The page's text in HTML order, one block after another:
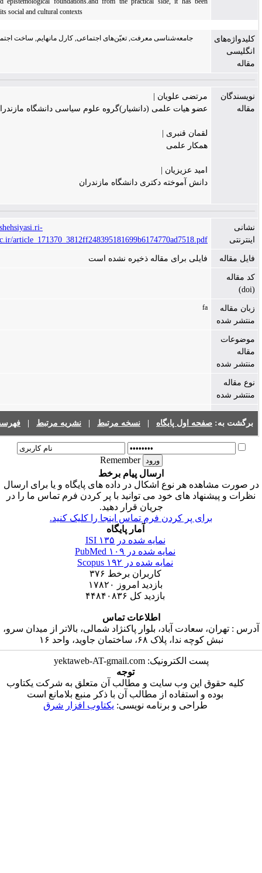
influenced byits social and cultural contexts
جامعه‌شناسی معرفت, تعیّن‌های اجتماعی, کارل مانهایم, ساخت اجتماعی واقعیت,
مرتضی علویان |
عضو هیات علمی (دانشیار)گروه علوم سیاسی دانشگاه مازندران
لقمان قنبری |
امید عزیزیان |
دانش آموخته دکتری دانشگاه مازندران
https://andishehsiyasi.ri-
khomeini.ac.ir/article_171370_3812ff248395181699b6174770ad7518.pdf
فایلی برای مقاله ذخیره نشده است
fa
صفحه اول پایگاه|نسخه مرتبط|نشریه مرتبط|فهرست نشریات
Remember
ارسال پیام برخط
هر نوع اشکال در داده های پایگاه و یا برای ارسال
های خود می توانید با پر کردن فرم تماس ما را در
جریان قرار دهید.
برای پر کردن فرم تماس اینجا را کلیک کنید.
نمایه شده در ISI۱۳۵
نمایه شده در PubMed۱۰۹
نمایه شده در Scopus۱۹۲
کاربران برخط۳۷۶
بازدید امروز۱۷۸۲۰
۴۴۸۴۰۸۳۶
اطلاعات تماس
سعادت آباد، بلوار پاکنژاد شمالی، بالاتر از میدان سرو،
کوچه ندا، پلاک ۶۸، ساختمان جاوید، واحد ۱۶
پست الکترونیک: yektaweb-AT-gmail.com
این وب سایت و مطالب آن متعلق به شرکت یکتاوب
و استفاده از مطالب آن با ذکر منبع بلامانع است
طراحی و برنامه نویسی:یکتاوب افزار شرق